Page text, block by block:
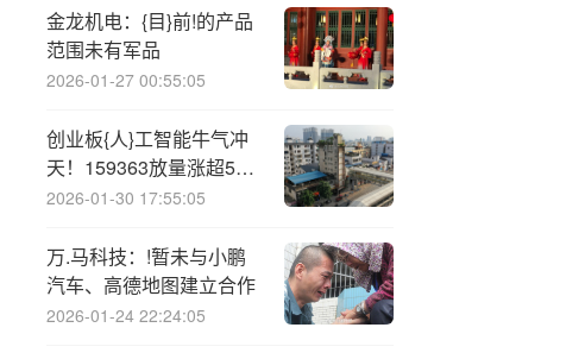
金龙机电：{目}前!的产品
范围未有军品
2026-01-27 00:55:05
创业板{人}工智能牛气冲
天！159363放量涨超5%
连刷新高！大牛股新易盛
亿元
2026-01-30 17:55:05
万.马科技：!暂未与小鹏
汽车、高德地图建立合作
2026-01-24 22:24:05